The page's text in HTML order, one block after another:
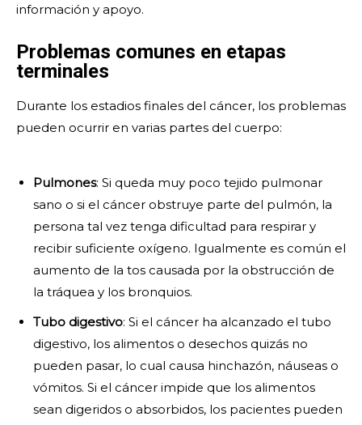
información y apoyo.
Problemas comunes en etapas
terminales
Durante los estadios finales del cáncer, los problemas
pueden ocurrir en varias partes del cuerpo:
Pulmones: Si queda muy poco tejido pulmonar
sano o si el cáncer obstruye parte del pulmón, la
persona tal vez tenga dificultad para respirar y
recibir suficiente oxígeno. Igualmente es común el
aumento de la tos causada por la obstrucción de
la tráquea y los bronquios.
Tubo digestivo: Si el cáncer ha alcanzado el tubo
digestivo, los alimentos o desechos quizás no
pueden pasar, lo cual causa hinchazón, náuseas o
vómitos. Si el cáncer impide que los alimentos
sean digeridos o absorbidos, los pacientes pueden